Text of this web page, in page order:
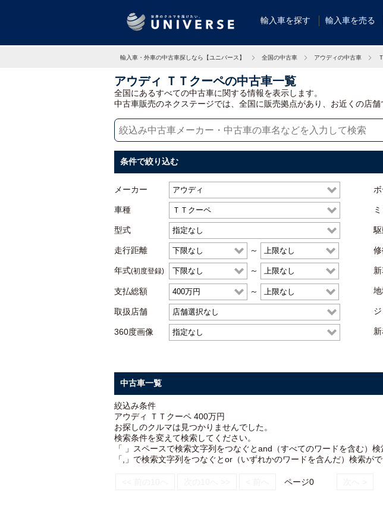
輸入車を探す 輸入車を売る
輸入車・外車の中古車探しなら【ユニバース】 全国の中古車 アウディの中古車
アウディ ＴＴクーペの中古車一覧
全国にあるすべての中古車に関する情報を表示します。
中古車販売のネクステージでは、全国に販売拠点があり、お近くの店
条件で絞り込む
メーカー
車種
型式
走行距離 ～
年式(初度登録) ～
支払総額 ～
取扱店舗
360度画像
中古車一覧
絞込み条件
アウディ ＴＴクーペ 400万円
お探しのクルマは見つかりませんでした。
検索条件を変えて検索してください。
「 」スペースで検索文字列をつなぐとand（すべてのワードを含む）検
「,」で検索文字列をつなぐとor（いずれかのワードを含んだ）検索がで
ページ0